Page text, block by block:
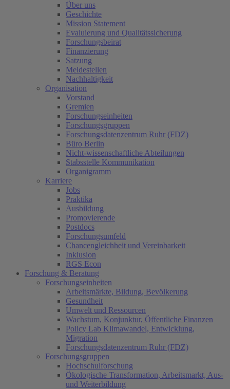
Über uns
Geschichte
Mission Statement
Evaluierung und Qualitätssicherung
Forschungsbeirat
Finanzierung
Satzung
Meldestellen
Nachhaltigkeit
Organisation
Vorstand
Gremien
Forschungseinheiten
Forschungsgruppen
Forschungsdatenzentrum Ruhr (FDZ)
Büro Berlin
Nicht-wissenschaftliche Abteilungen
Stabsstelle Kommunikation
Organigramm
Karriere
Jobs
Praktika
Ausbildung
Promovierende
Postdocs
Forschungsumfeld
Chancengleichheit und Vereinbarkeit
Inklusion
RGS Econ
Forschung & Beratung
Forschungseinheiten
Arbeitsmärkte, Bildung, Bevölkerung
Gesundheit
Umwelt und Ressourcen
Wachstum, Konjunktur, Öffentliche Finanzen
Policy Lab Klimawandel, Entwicklung,
Migration
Forschungsdatenzentrum Ruhr (FDZ)
Forschungsgruppen
Hochschulforschung
Ökologische Transformation, Arbeitsmarkt, Aus-
und Weiterbildung